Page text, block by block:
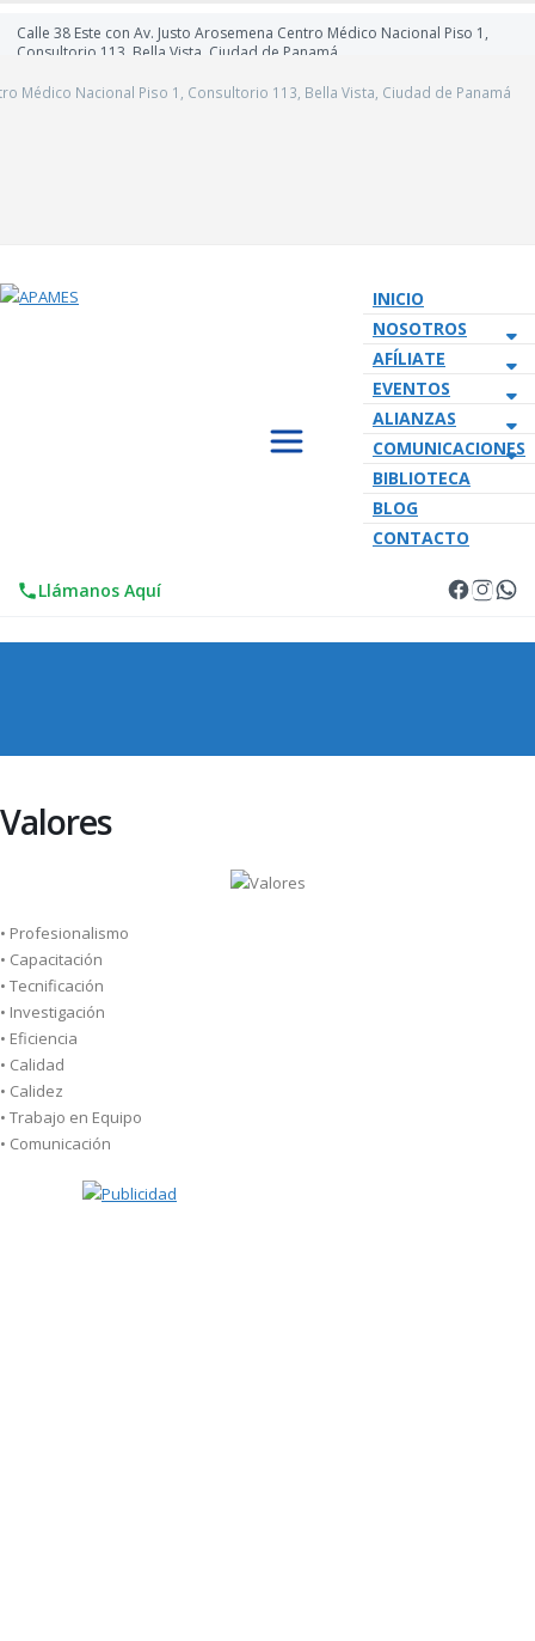
Calle 38 Este con Av. Justo Arosemena Centro Médico Nacional Piso 1,
Consultorio 113, Bella Vista, Ciudad de Panamá
Médico Nacional Piso 1, Consultorio 113, Bella Vista, Ciudad de Panamá
INICIO
NOSOTROS
AFÍLIATE
EVENTOS
ALIANZAS
COMUNICACIONES
BIBLIOTECA
BLOG
CONTACTO
Llámanos Aquí
Valores
• Profesionalismo
• Capacitación
• Tecnificación
• Investigación
• Eficiencia
• Calidad
• Calidez
• Trabajo en Equipo
• Comunicación